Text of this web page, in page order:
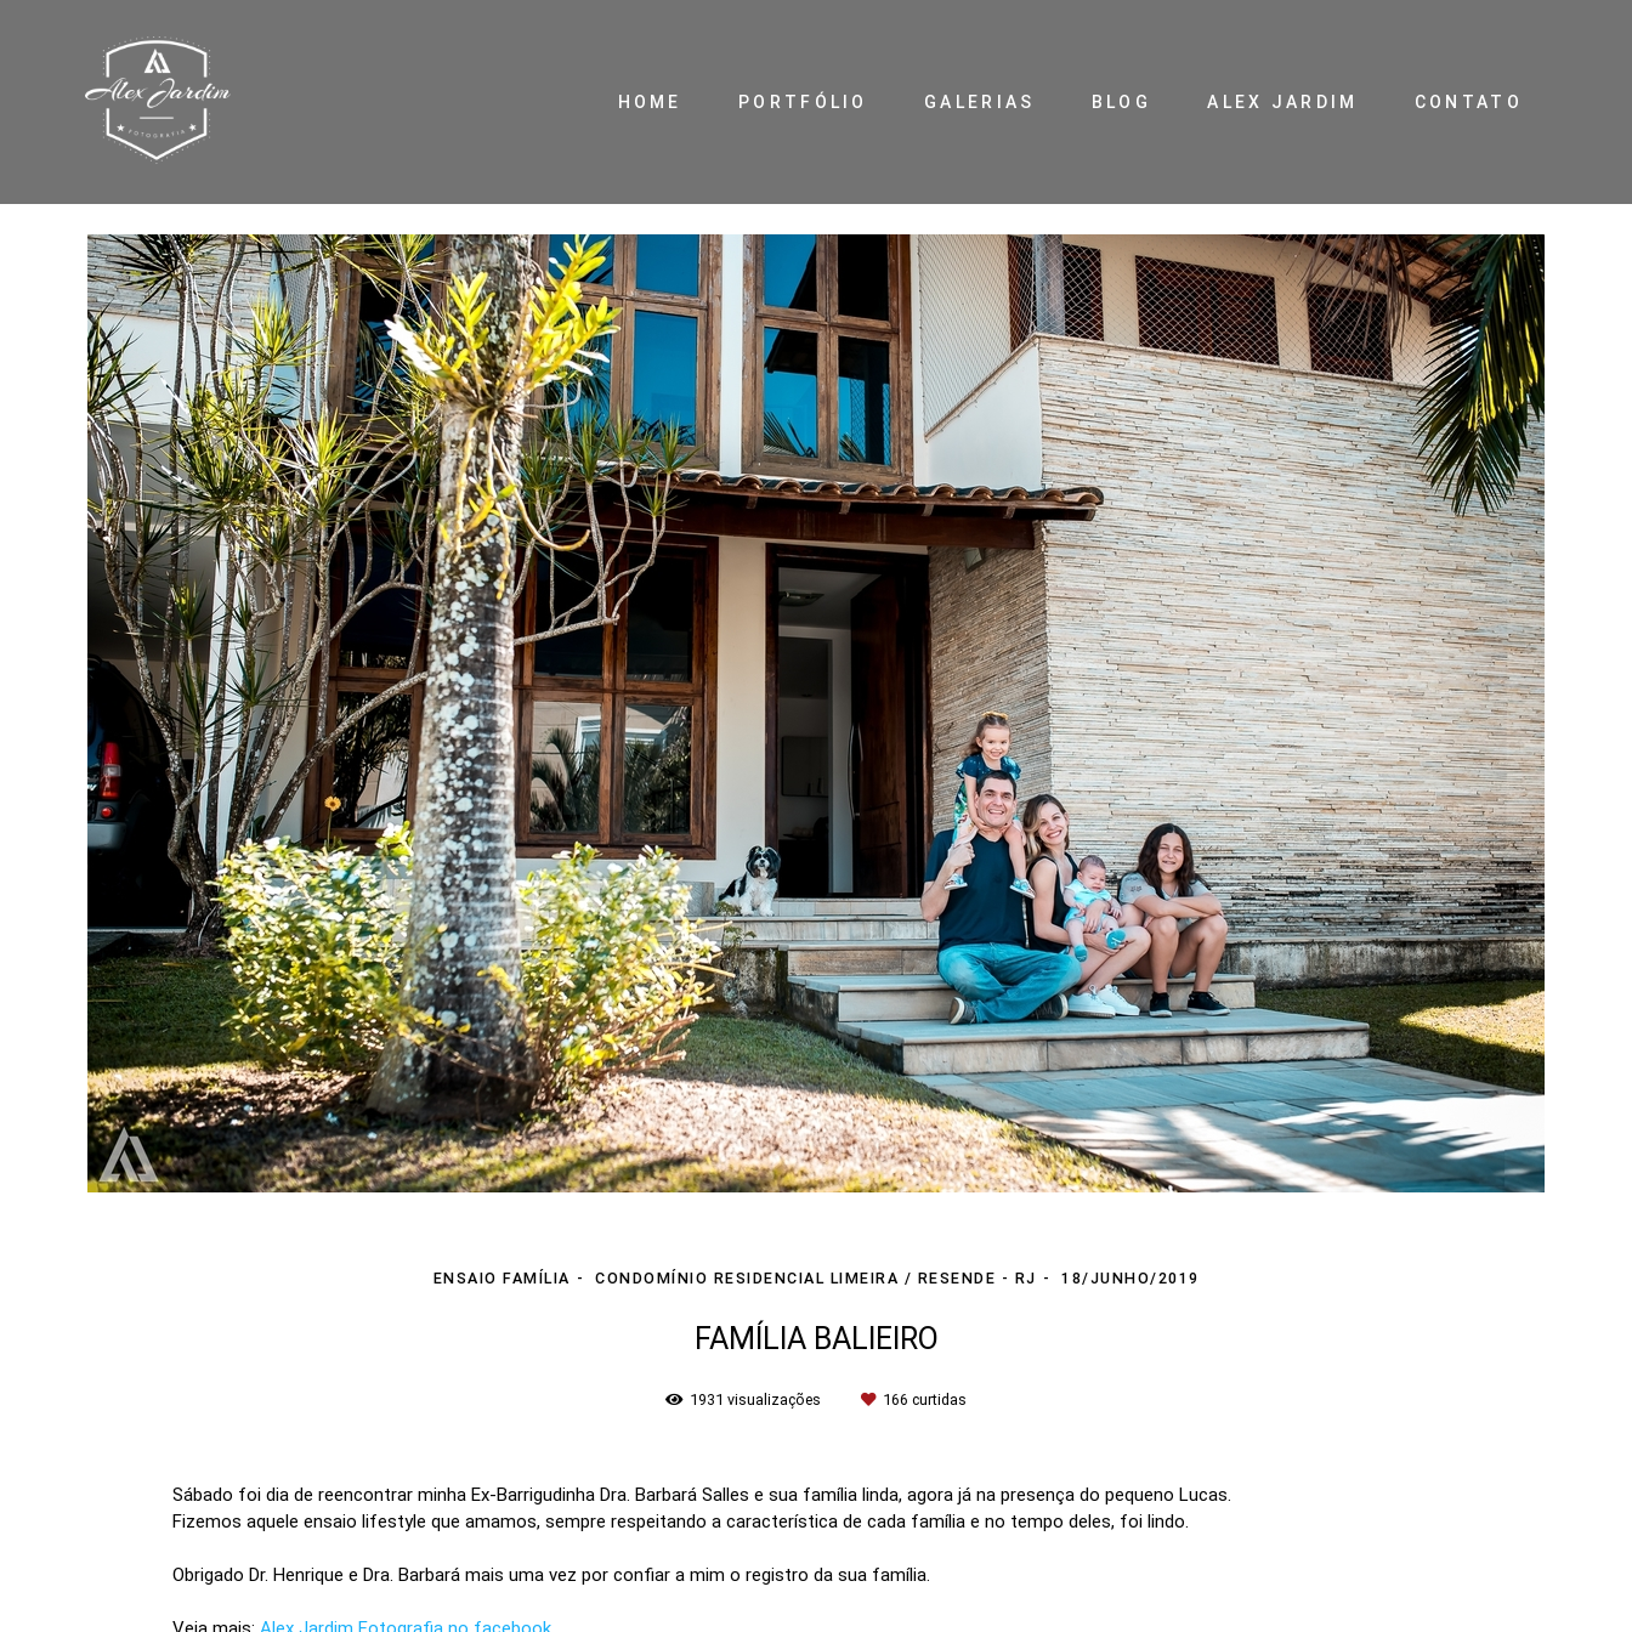
HOME PORTFÓLIO GALERIAS BLOG ALEX JARDIM CONTATO
ENSAIO FAMÍLIA CONDOMÍNIO RESIDENCIAL LIMEIRA / RESENDE - RJ 18/JUNHO/2019
FAMÍLIA BALIEIRO
1931 visualizações 166 curtidas
Sábado foi dia de reencontrar minha Ex-Barrigudinha Dra. Barbará Salles e sua família linda, agora já na presença do pequeno Lucas.
Fizemos aquele ensaio lifestyle que amamos, sempre respeitando a característica de cada família e no tempo deles, foi lindo.
Obrigado Dr. Henrique e Dra. Barbará mais uma vez por confiar a mim o registro da sua família.